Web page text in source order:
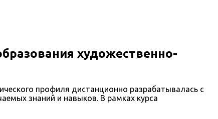
художественно-
профиля дистанционно разрабатывалась с
знаний и навыков. В рамках курса